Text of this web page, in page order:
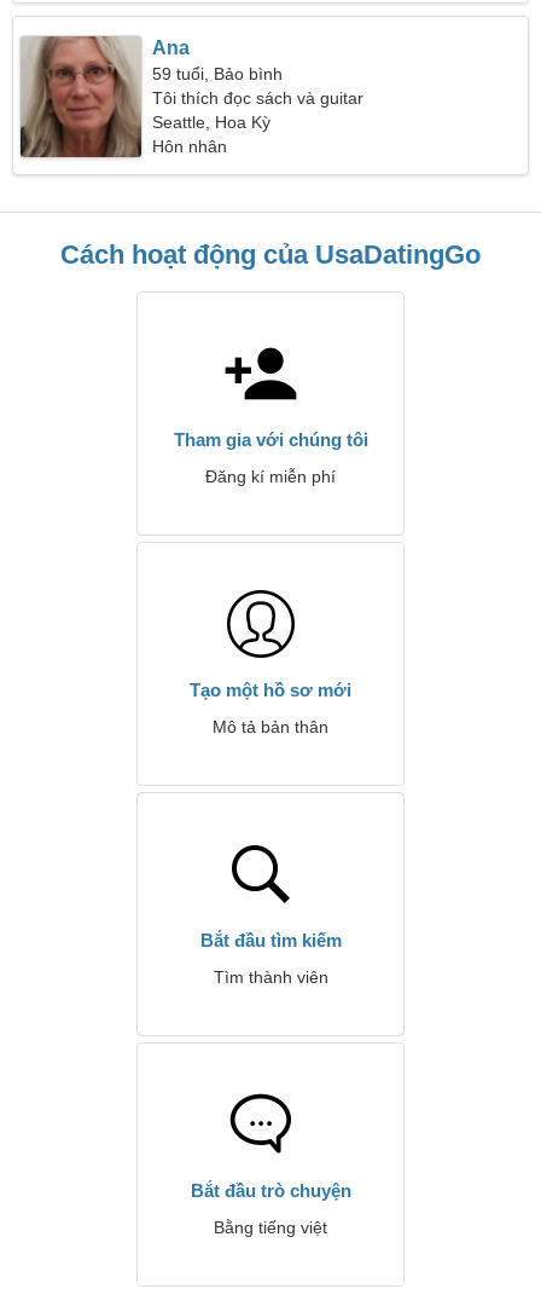
Ana
59 tuổi, Bảo bình
Tôi thích đọc sách và guitar
Seattle, Hoa Kỳ
Hôn nhân
Cách hoạt động của UsaDatingGo
Tham gia với chúng tôi
Đăng kí miễn phí
Tạo một hồ sơ mới
Mô tả bản thân
Bắt đầu tìm kiếm
Tìm thành viên
Bắt đầu trò chuyện
Bằng tiếng việt